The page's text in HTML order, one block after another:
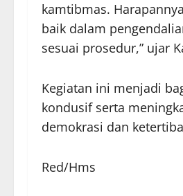
kamtibmas.
baik dalam
sesuai prosedur,” ujar
Kegiatan ini menjadi
kondusif serta
demokrasi dan
Red/Hms